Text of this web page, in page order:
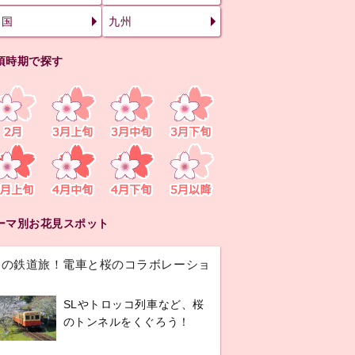
九州
時期で探す
マ別お花見スポット
鉄道旅！電車と桜のコラボレーショ
SLやトロッコ列車など、桜
のトンネルをくぐろう！